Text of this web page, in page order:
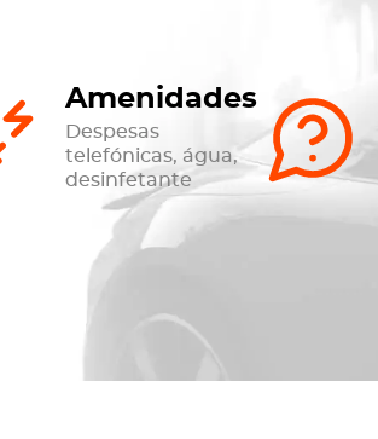
Amenidades
Despesas
telefónicas, água,
desinfetante